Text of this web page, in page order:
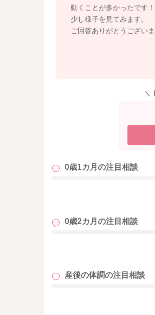
ません。
生理期間中は、一時的に
しかし終われば、また元に
動くことが多かったです！
少し様子を見てみます。
ご回答ありがとうございま
＼
0歳1カ月の注目相談
0歳2カ月の注目相談
産後の体調の注目相談